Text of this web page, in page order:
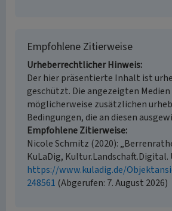
Empfohlene Zitierweise
Urheberrechtlicher Hinweis
Der hier präsentierte Inhalt ist
geschützt. Die angezeigten
möglicherweise zusätzlichen
Bedingungen, die an diesen
Empfohlene Zitierweise
Nicole Schmitz (2020):
KuLaDig, Kultur.Landschaft.Digital.
https://www.kuladig.de/
248561 (Abgerufen: 7. August 2026)